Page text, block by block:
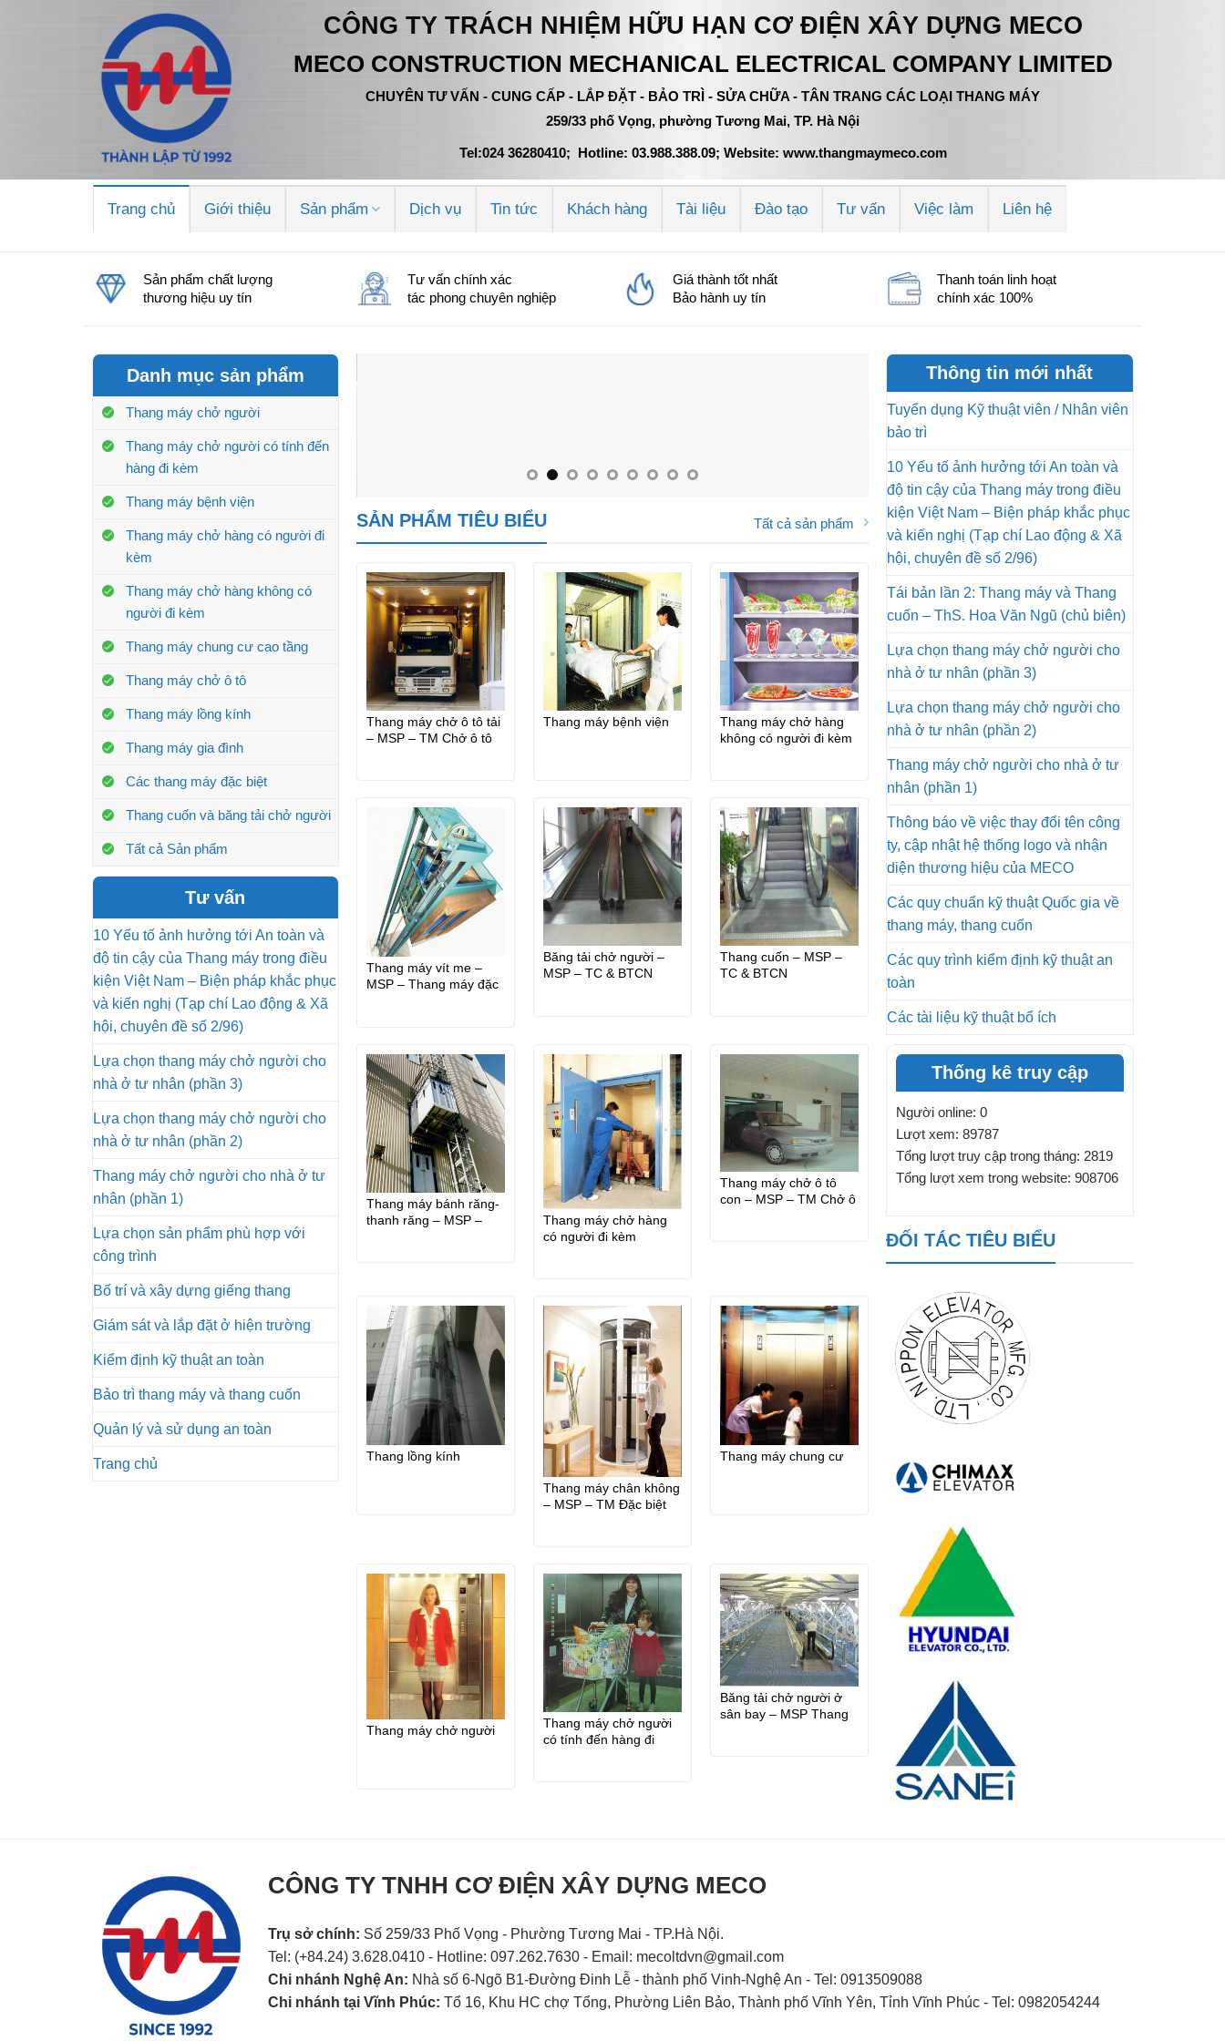
CÔNG TY TRÁCH NHIỆM HỮU HẠN CƠ ĐIỆN XÂY DỰNG MECO
MECO CONSTRUCTION MECHANICAL ELECTRICAL COMPANY LIMITED
CHUYÊN TƯ VẤN - CUNG CẤP - LẮP ĐẶT - BẢO TRÌ - SỬA CHỮA - TÂN TRANG CÁC LOẠI THANG MÁY
259/33 phố Vọng, phường Tương Mai, TP. Hà Nội
Tel:024 36280410; Hotline: 03.988.388.09; Website: www.thangmaymeco.com
Trang chủ Giới thiệu Sản phẩm Dịch vụ Tin tức Khách hàng Tài liệu Đào tạo Tư vấn Việc làm Liên hệ
Sản phẩm chất lượng
thương hiệu uy tín
Tư vấn chính xác
tác phong chuyên nghiệp
Giá thành tốt nhất
Bảo hành uy tín
Thanh toán linh hoạt
chính xác 100%
Danh mục sản phẩm
Thang máy chở người
Thang máy chở người có tính đến
hàng đi kèm
Thang máy bệnh viện
Thang máy chở hàng có người đi
kèm
Thang máy chở hàng không có
người đi kèm
Thang máy chung cư cao tầng
Thang máy chở ô tô
Thang máy lồng kính
Thang máy gia đình
Các thang máy đặc biệt
Thang cuốn và băng tải chở người
Tất cả Sản phẩm
Tư vấn
10 Yếu tố ảnh hưởng tới An toàn và
độ tin cậy của Thang máy trong điều
kiện Việt Nam – Biện pháp khắc phục
và kiến nghị (Tạp chí Lao động & Xã
hội, chuyên đề số 2/96)
Lựa chọn thang máy chở người cho
nhà ở tư nhân (phần 3)
Lựa chọn thang máy chở người cho
nhà ở tư nhân (phần 2)
Thang máy chở người cho nhà ở tư
nhân (phần 1)
Lựa chọn sản phẩm phù hợp với
công trình
Bố trí và xây dựng giếng thang
Giám sát và lắp đặt ở hiện trường
Kiểm định kỹ thuật an toàn
Bảo trì thang máy và thang cuốn
Quản lý và sử dụng an toàn
Trang chủ
SẢN PHẨM TIÊU BIỂU Tất cả sản phẩm
Thang máy chở ô tô tải
– MSP – TM Chở ô tô
Thang máy bệnh viện
Thang máy chở hàng
không có người đi kèm
Thang máy vít me –
MSP – Thang máy đặc
Băng tải chở người –
MSP – TC & BTCN
Thang cuốn – MSP –
TC & BTCN
Thang máy bánh răng-
thanh răng – MSP –
Thang máy chở hàng
có người đi kèm
Thang máy chở ô tô
con – MSP – TM Chở ô
Thang lồng kính
Thang máy chân không
– MSP – TM Đặc biệt
Thang máy chung cư
Thang máy chở người
Thang máy chở người
có tính đến hàng đi
Băng tải chở người ở
sân bay – MSP Thang
Thông tin mới nhất
Tuyển dụng Kỹ thuật viên / Nhân viên
bảo trì
10 Yếu tố ảnh hưởng tới An toàn và
độ tin cậy của Thang máy trong điều
kiện Việt Nam – Biện pháp khắc phục
và kiến nghị (Tạp chí Lao động & Xã
hội, chuyên đề số 2/96)
Tái bản lần 2: Thang máy và Thang
cuốn – ThS. Hoa Văn Ngũ (chủ biên)
Lựa chọn thang máy chở người cho
nhà ở tư nhân (phần 3)
Lựa chọn thang máy chở người cho
nhà ở tư nhân (phần 2)
Thang máy chở người cho nhà ở tư
nhân (phần 1)
Thông báo về việc thay đổi tên công
ty, cập nhật hệ thống logo và nhận
diện thương hiệu của MECO
Các quy chuẩn kỹ thuật Quốc gia về
thang máy, thang cuốn
Các quy trình kiểm định kỹ thuật an
toàn
Các tài liệu kỹ thuật bổ ích
Thống kê truy cập
Người online: 0
Lượt xem: 89787
Tổng lượt truy cập trong tháng: 2819
Tổng lượt xem trong website: 908706
ĐỐI TÁC TIÊU BIỂU
CÔNG TY TNHH CƠ ĐIỆN XÂY DỰNG MECO
Trụ sở chính: Số 259/33 Phố Vọng - Phường Tương Mai - TP.Hà Nội.
Tel: (+84.24) 3.628.0410 - Hotline: 097.262.7630 - Email: mecoltdvn@gmail.com
Chi nhánh Nghệ An: Nhà số 6-Ngõ B1-Đường Đinh Lễ - thành phố Vinh-Nghệ An - Tel: 0913509088
Chi nhánh tại Vĩnh Phúc: Tổ 16, Khu HC chợ Tổng, Phường Liên Bảo, Thành phố Vĩnh Yên, Tỉnh Vĩnh Phúc - Tel: 0982054244